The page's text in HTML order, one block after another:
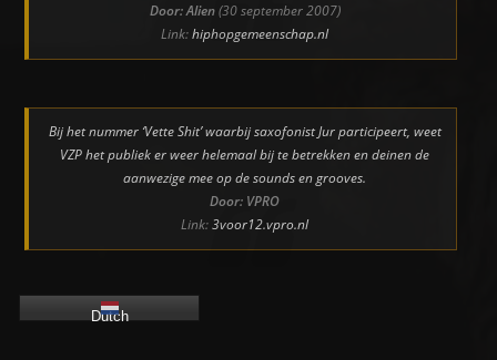
Door: Alien(30 september 2007)
Link:hiphopgemeenschap.nl
Bij het nummer ‘Vette Shit’ waarbij saxofonist Jur participeert, weet
VZP het publiek er weer helemaal bij te betrekken en deinen de
aanwezige mee op de sounds en grooves.
Door: VPRO
Link:3voor12.vpro.nl
Dutch